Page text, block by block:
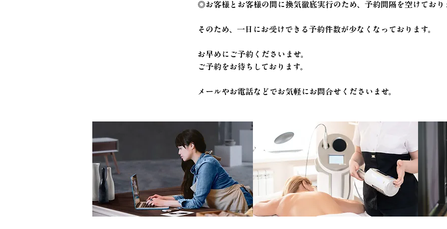
◎お客様とお客様の間に換気徹底実行のため、予約間隔を空けており
そのため、一日にお受けできる予約件数が少なくなっております。
お早めにご予約くださいませ。
ご予約をお待ちしております。
メールやお電話などでお気軽にお問合せくださいませ。